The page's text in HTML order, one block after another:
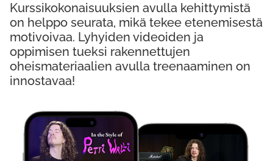
Kurssikokonaisuuksien avulla kehittymistä
on helppo seurata, mikä tekee etenemisestä
motivoivaa. Lyhyiden videoiden ja
oppimisen tueksi rakennettujen
oheismateriaalien avulla treenaaminen on
innostavaa!